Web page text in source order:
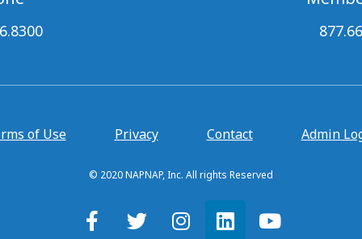
of Use Privacy Contact Admin
© 2020 NAPNAP, Inc. All rights Reserved